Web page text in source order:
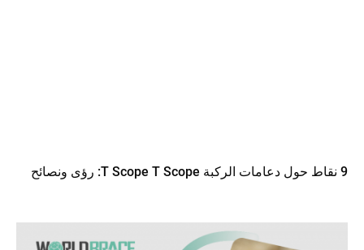
9 نقاط حول دعامات الركبة T Scope T Scope: رؤى ونصائح